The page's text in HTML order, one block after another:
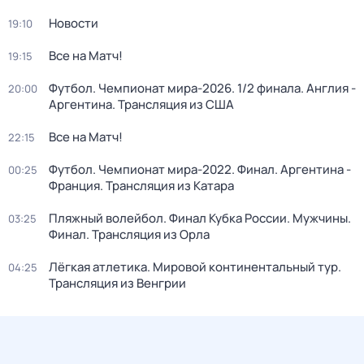
19:10 Новости
19:15 Все на Матч!
20:00
Футбол. Чемпионат мира-2026. 1/2 финала. Англия -
Аргентина. Трансляция из США
22:15 Все на Матч!
00:25
Футбол. Чемпионат мира-2022. Финал. Аргентина -
Франция. Трансляция из Катара
03:25
Пляжный волейбол. Финал Кубка России. Мужчины.
Финал. Трансляция из Орла
04:25
Лёгкая атлетика. Мировой континентальный тур.
Трансляция из Венгрии